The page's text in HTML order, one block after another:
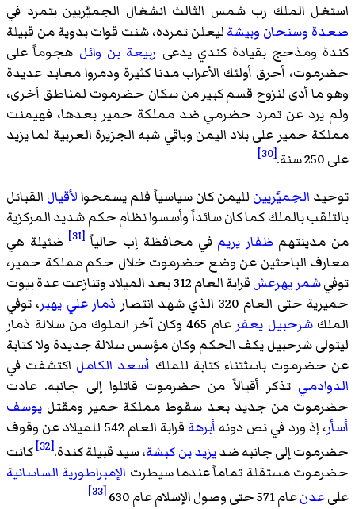
استغل الملك رب شمس الثالث انشغال الحِميَّريين بتمرد في
صعدة وسنحان وبيشةليعلن تمرده، شنت قوات بدوية من قبيلة
كندة ومذحج بقيادة كندي يدعى ربيعة بن وائل هجوماً على
حضرموت، أحرق أولئك الأعراب مدنا كثيرة ودمروا معابد عديدة
وهو ما أدى لنزوح قسم كبير من سكان حضرموت لمناطق أخرى،
ولم يرد عن تمرد حضرمي ضد مملكة حمير بعدها، فهيمنت
مملكة حمير على بلاد اليمن وباقي شبه الجزيرة العربية لما يزيد
على 250 سنة.
[30]
توحيد الحِميَّريين لليمن كان سياسياً فلم يسمحوالأقيال القبائل
بالتلقب بالملك كما كان سائداً وأسسوا نظام حكم شديد المركزية
من مدينتهم ظفار يريم في محافظة إب حالياً [31]
ضئيلة هي
معارف الباحثين عن وضع حضرموت خلال حكم مملكة حمير،
توفيشمر يهرعش
قرابة العام 312 بعد الميلاد وتنازعت عدة بيوت
حميرية حتى العام 320 الذي شهد انتصار
ذمار علي يهبر، توفي
الملكشرحبيل يعفر
عام 465 وكان آخر الملوك من سلالة ذمار
ليتولىشرحبيل يكفالحكم وكان مؤسس سلالة جديدة ولا كتابة
عن حضرموت باسثتناء كتابة للملك أسعد الكامل اكتشفت في
الدوادمي تذكر أقيالاً من حضرموت قاتلوا إلى جانبه. عادت
حضرموت من جديد بعد سقوط مملكة حمير ومقتل يوسف
أسأر، إذ ورد في نص دونه أبرهة
قرابة العام 542 للميلاد عن وقوف
حضرموت إلى جانبه ضديزيد بن كبشة، سيد قبيلة كندة.[32]
كانت
حضرموت مستقلة تماماً عندما سيطرت الإمبراطورية الساسانية
علىعدنعام 571 حتى وصول الإسلام عام 630 [33]